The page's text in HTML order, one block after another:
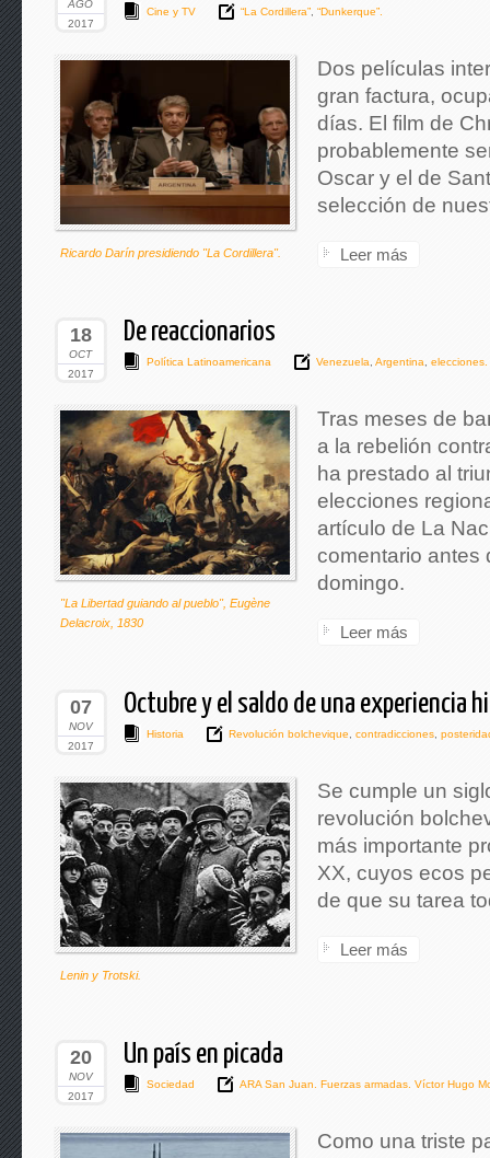
AGO
2017
Cine y TV “La Cordillera” “Dunkerque”.
Ricardo Darín presidiendo "La Cordillera".
Dos películas
gran factura,
días. El film de
probablemente
Oscar y el de
selección de
Leer más
18
OCT
2017
De reaccionarios
Política Latinoamericana Venezuela Argentina elecciones.
"La Libertad guiando al pueblo", Eugène
Delacroix, 1830
Tras meses de
a la rebelión
ha prestado al
elecciones
artículo de La
comentario antes
domingo.
Leer más
07
NOV
2017
Octubre y el saldo de una experiencia
Historia Revolución bolchevique contradicciones
Lenin y Trotski.
Se cumple un
revolución
más importante
XX, cuyos ecos
de que su tarea
Leer más
20
NOV
2017
Un país en picada
Sociedad ARA San Juan. Fuerzas armadas. Víctor Hugo
Como una triste